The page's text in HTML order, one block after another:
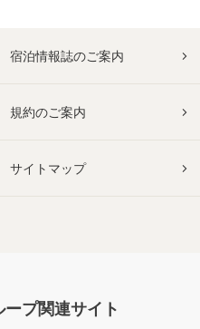
宿泊情報誌のご案内
規約のご案内
サイトマップ
プ関連サイト